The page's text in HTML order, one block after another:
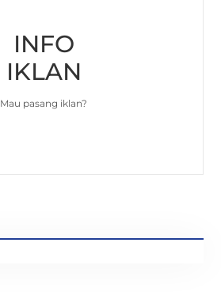
INFO
IKLAN
Mau pasang iklan?